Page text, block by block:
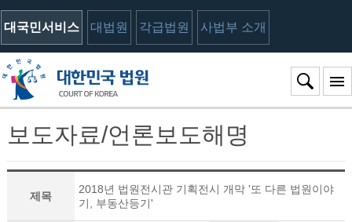
대국민서비스 대법원 각급법원 사법부 소개
보도자료/언론보도해명
제목
2018년 법원전시관 기획전시 개막 '또 다른 법원이야
기, 부동산등기'